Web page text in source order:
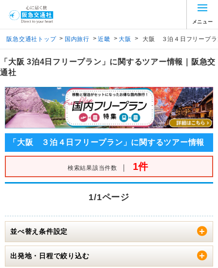
メニュー
阪急交通社トップ > 国内旅行 > 近畿 > 大阪 > 大阪 ３泊４日フリープラ
「大阪 3泊4日フリープラン」に関するツアー情報｜阪急交
通社
「大阪 ３泊４日フリープラン」に関するツアー情報
検索結果該当件数 ｜ 1件
1/1ページ
並べ替え条件設定
出発地・日程で絞り込む